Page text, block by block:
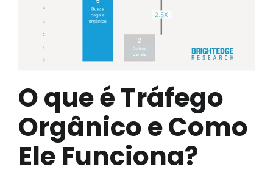
O que é Tráfego
Orgânico e Como
Ele Funciona?